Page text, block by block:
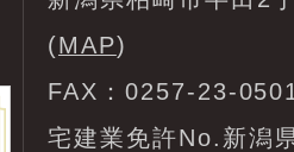
(MAP)
FAX：0257-23-
宅建業免許No.新潟